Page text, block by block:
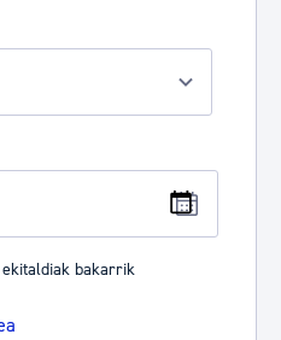
bakarrik